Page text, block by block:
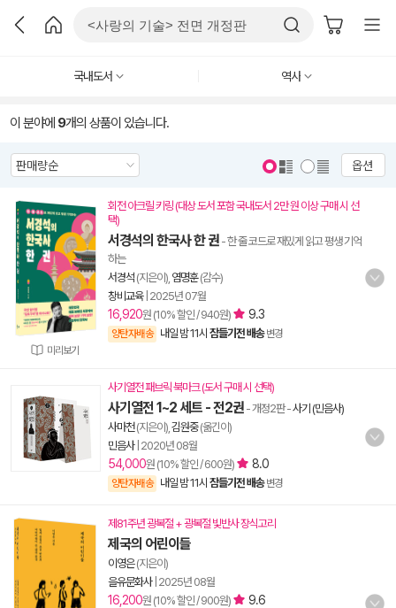
국내도서 역사
이 분야에 9개의 상품이 있습니다.
옵션
미리보기
회전 아크릴 키링 (대상 도서 포함 국내도서 2만 원 이상 구매 시 선
택)
서경석의 한국사 한 권 - 한 줄 코드로 재밌게 읽고 평생 기억
하는
서경석 (지은이), 염명훈(감수)
창비교육| 2025년 07월
16,920원 (10% 할인 / 940원) 9.3
양탄자배송 내일 밤 11시 잠들기전 배송 변경
사기열전 패브릭 북마크 (도서 구매 시 선택)
사기열전 1~2 세트 - 전2권 - 개정2판-사기 (민음사)
사마천(지은이), 김원중(옮긴이)
민음사| 2020년 08월
54,000원 (10% 할인 / 600원) 8.0
양탄자배송 내일 밤 11시 잠들기전 배송 변경
제81주년 광복절 + 광복절 빛반사 장식고리
제국의 어린이들
이영은(지은이)
을유문화사| 2025년 08월
16,200원 (10% 할인 / 900원) 9.6